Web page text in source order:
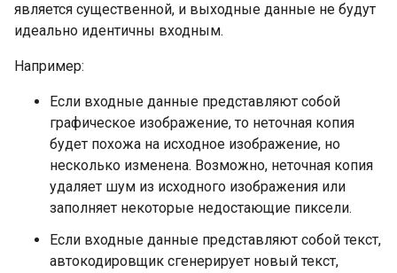
является существенной, и выходные данные не будут
идеально идентичны входным.
Например:
Если входные данные представляют собой
графическое изображение, то неточная копия
будет похожа на исходное изображение, но
несколько изменена. Возможно, неточная копия
удаляет шум из исходного изображения или
заполняет некоторые недостающие пиксели.
Если входные данные представляют собой текст,
автокодировщик сгенерирует новый текст,